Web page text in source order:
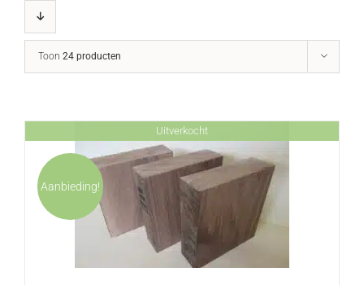
Toon 24 producten
Uitverkocht
Aanbieding!